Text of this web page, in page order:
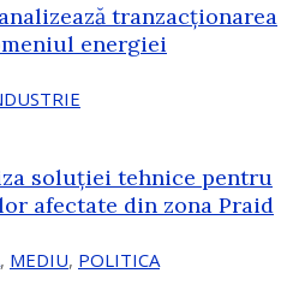
tranzacționarea
energiei
soluției tehnice pentru
afectate din zona Praid
, MEDIU, POLITICA